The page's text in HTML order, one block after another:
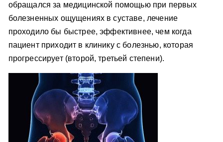
обращался за медицинской помощью при первых
болезненных ощущениях в суставе, лечение
проходило бы быстрее, эффективнее, чем когда
пациент приходит в клинику с болезнью, которая
прогрессирует (второй, третьей степени).